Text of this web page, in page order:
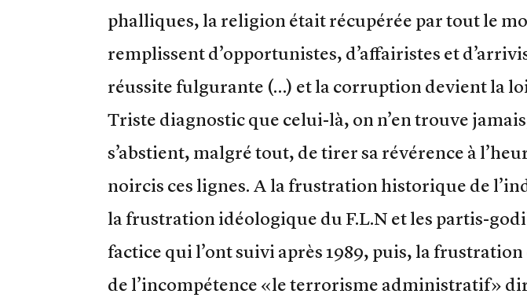
phalliques, la religion était récupérée par tout le
remplissent d’opportunistes, d’affairistes et
réussite fulgurante (…) et la corruption devient la
Triste diagnostic que celui-là, on n’en trouve
s’abstient, malgré tout, de tirer sa révérence à
noircis ces lignes. A la frustration historique de
la frustration idéologique du F.L.N et les partis-
factice qui l’ont suivi après 1989, puis, la
de l’incompétence «le terrorisme administratif»